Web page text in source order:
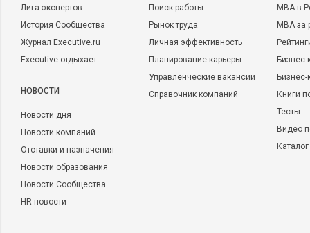
Лига экспертов
История Сообщества
Журнал Executive.ru
Executive отдыхает
НОВОСТИ
Новости дня
Новости компаний
Отставки и назначения
Новости образования
Новости Сообщества
HR-новости
Поиск работы
Рынок труда
Личная эффективность
Планирование карьеры
Управленческие вакансии
Справочник компаний
MBA в
MBA
Бизнес-
Книги
Тесты
Видео